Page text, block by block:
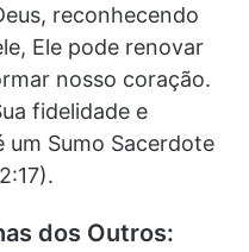
reconhecendo
Ele pode renovar
nosso coração.
fidelidade e
um Sumo Sacerdote
dos Outros: